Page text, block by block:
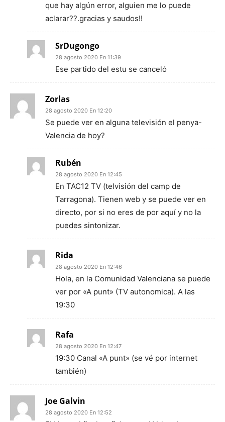
que hay algún error, alguien me lo puede
aclarar??.gracias y saudos!!
SrDugongo
28 agosto 2020 En 11:39
Ese partido del estu se canceló
Zorlas
28 agosto 2020 En 12:20
Se puede ver en alguna televisión el penya-
Valencia de hoy?
Rubén
28 agosto 2020 En 12:45
En TAC12 TV (telvisión del camp de
Tarragona). Tienen web y se puede ver en
directo, por si no eres de por aquí y no la
puedes sintonizar.
Rida
28 agosto 2020 En 12:46
Hola, en la Comunidad Valenciana se puede
ver por «A punt» (TV autonomica). A las
19:30
Rafa
28 agosto 2020 En 12:47
19:30 Canal «A punt» (se vé por internet
también)
Joe Galvin
28 agosto 2020 En 12:52